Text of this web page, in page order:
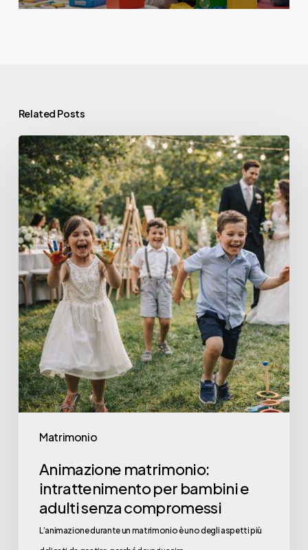
Related Posts
Matrimonio
Animazione
matrimonio:
intrattenimento
per
bambini
e
adulti
senza
compromessi
Animazione matrimonio:
intrattenimento per bambini e
adulti senza compromessi
L’animazione durante un matrimonio è uno degli aspetti più